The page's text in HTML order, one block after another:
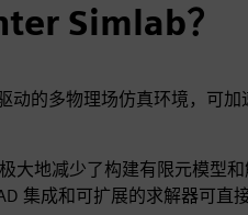
Simlab？
动的多物理场仿真环境，可
大地减少了构建有限元模型和
集成和可扩展的求解器可直